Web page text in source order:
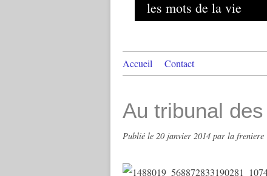
les mots de la vie
Accueil Contact
Au tribunal
Publié le 20 janvier 2014 par la freniere